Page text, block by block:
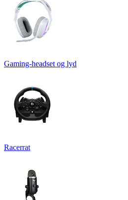
Gaming-headset og lyd
Racerrat